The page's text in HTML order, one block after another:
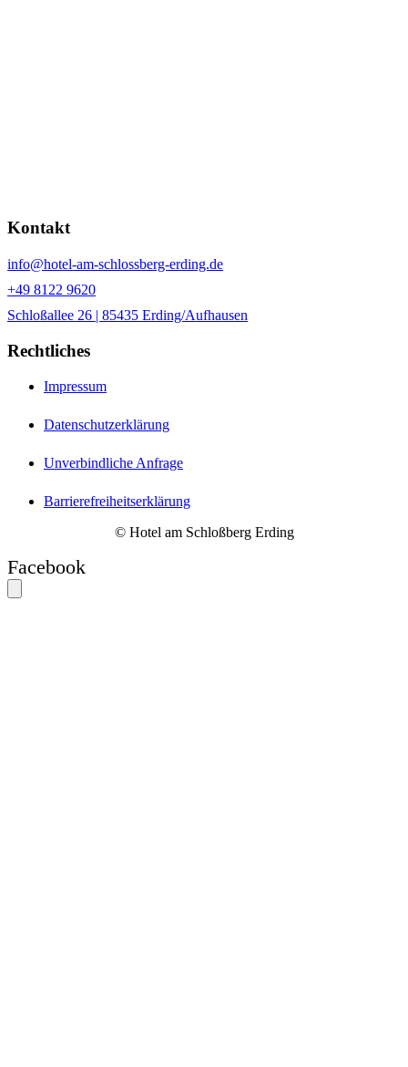
Kontakt
info@hotel-am-schlossberg-erding.de
+49 8122 9620
Schloßallee 26 | 85435 Erding/Aufhausen
Rechtliches
Impressum
Datenschutzerklärung
Unverbindliche Anfrage
Barrierefreiheitserklärung
© Hotel am Schloßberg Erding
Facebook